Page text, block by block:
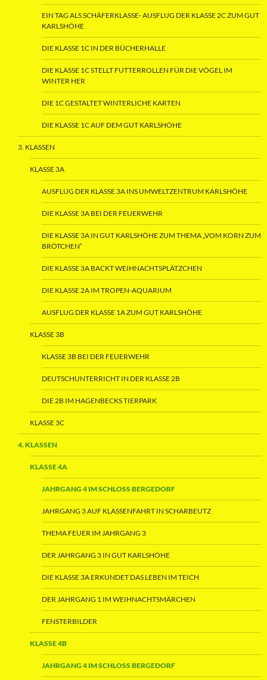
EIN TAG ALS SCHÄFERKLASSE- AUSFLUG DER KLASSE 2C ZUM GUT
KARLSHÖHE
DIE KLASSE 1C IN DER BÜCHERHALLE
DIE KLASSE 1C STELLT FUTTERROLLEN FÜR DIE VÖGEL IM
WINTER HER
DIE 1C GESTALTET WINTERLICHE KARTEN
DIE KLASSE 1C AUF DEM GUT KARLSHÖHE
3. KLASSEN
KLASSE 3A
AUSFLUG DER KLASSE 3A INS UMWELTZENTRUM KARLSHÖHE
DIE KLASSE 3A BEI DER FEUERWEHR
DIE KLASSE 3A IN GUT KARLSHÖHE ZUM THEMA „VOM KORN ZUM
BRÖTCHEN“
DIE KLASSE 3A BACKT WEIHNACHTSPLÄTZCHEN
DIE KLASSE 2A IM TROPEN-AQUARIUM
AUSFLUG DER KLASSE 1A ZUM GUT KARLSHÖHE
KLASSE 3B
KLASSE 3B BEI DER FEUERWEHR
DEUTSCHUNTERRICHT IN DER KLASSE 2B
DIE 2B IM HAGENBECKS TIERPARK
KLASSE 3C
4. KLASSEN
KLASSE 4A
JAHRGANG 4 IM SCHLOSS BERGEDORF
JAHRGANG 3 AUF KLASSENFAHRT IN SCHARBEUTZ
THEMA FEUER IM JAHRGANG 3
DER JAHRGANG 3 IN GUT KARLSHÖHE
DIE KLASSE 3A ERKUNDET DAS LEBEN IM TEICH
DER JAHRGANG 1 IM WEIHNACHTSMÄRCHEN
FENSTERBILDER
KLASSE 4B
JAHRGANG 4 IM SCHLOSS BERGEDORF